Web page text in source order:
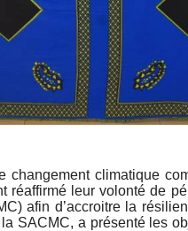
changement climatique
réaffirmé leur volonté de
afin d’accroitre la
SACMC, a présenté les